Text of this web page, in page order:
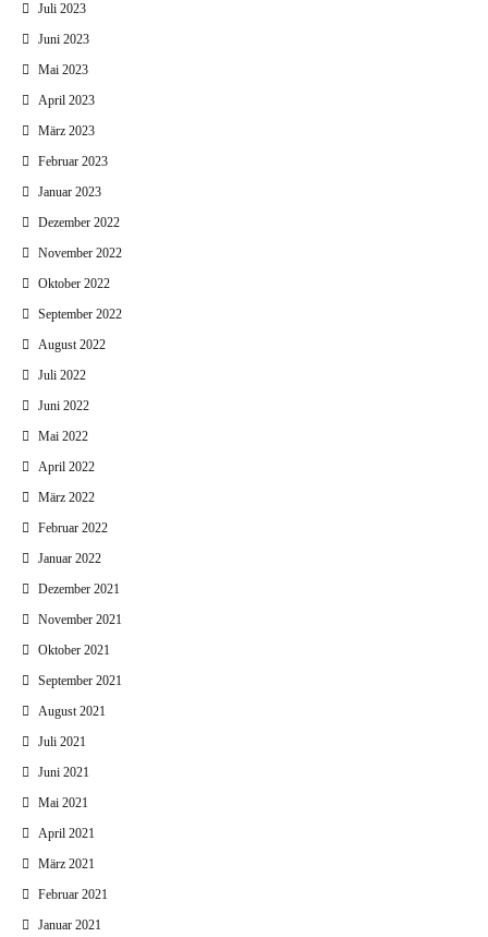
Juli 2023
Juni 2023
Mai 2023
April 2023
März 2023
Februar 2023
Januar 2023
Dezember 2022
November 2022
Oktober 2022
September 2022
August 2022
Juli 2022
Juni 2022
Mai 2022
April 2022
März 2022
Februar 2022
Januar 2022
Dezember 2021
November 2021
Oktober 2021
September 2021
August 2021
Juli 2021
Juni 2021
Mai 2021
April 2021
März 2021
Februar 2021
Januar 2021